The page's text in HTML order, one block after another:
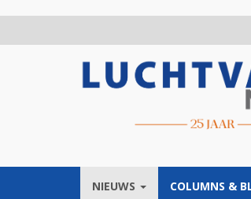
NIEUWS COLUMNS &